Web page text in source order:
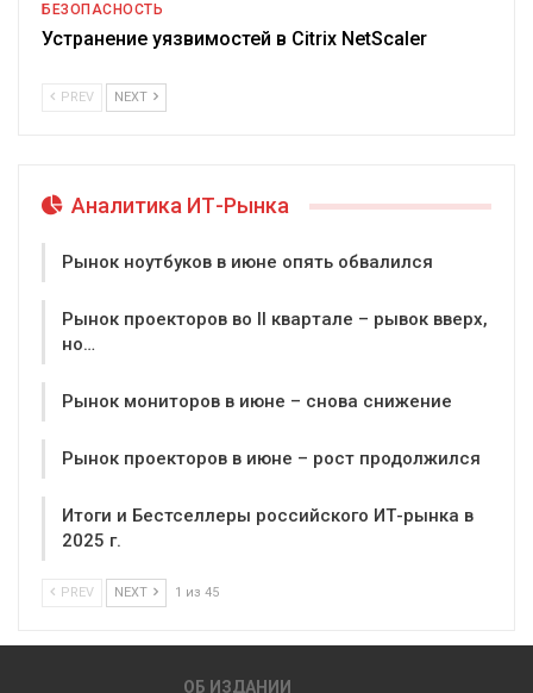
БЕЗОПАСНОСТЬ
Устранение уязвимостей в Citrix NetScaler
PREV NEXT
Аналитика ИТ-Рынка
Рынок ноутбуков в июне опять обвалился
Рынок проекторов во II квартале – рывок вверх,
но…
Рынок мониторов в июне – снова снижение
Рынок проекторов в июне – рост продолжился
Итоги и Бестселлеры российского ИТ-рынка в
2025 г.
PREV NEXT 1 из 45
ОБ ИЗДАНИИ